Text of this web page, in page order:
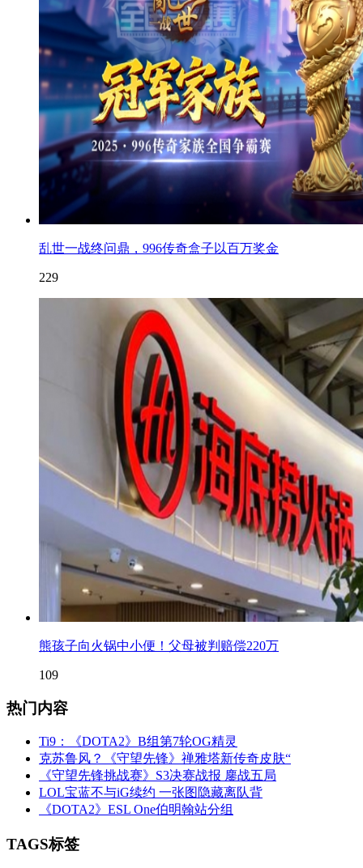
乱世一战终问鼎，996传奇盒子以百万奖金
229
熊孩子向火锅中小便！父母被判赔偿220万
109
热门内容
Ti9：《DOTA2》B组第7轮OG精灵
克苏鲁风？《守望先锋》禅雅塔新传奇皮肤“
《守望先锋挑战赛》S3决赛战报 鏖战五局
LOL宝蓝不与iG续约 一张图隐藏离队背
《DOTA2》ESL One伯明翰站分组
TAGS标签